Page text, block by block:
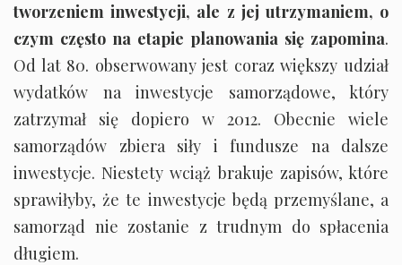
tworzeniem inwestycji, ale z jej utrzymaniem, o
czym często na etapie planowania się zapomina.
Od lat 80. obserwowany jest coraz większy udział
wydatków na inwestycje samorządowe, który
zatrzymał się dopiero w 2012. Obecnie wiele
samorządów zbiera siły i fundusze na dalsze
inwestycje. Niestety wciąż brakuje zapisów, które
sprawiłyby, że te inwestycje będą przemyślane, a
samorząd nie zostanie z trudnym do spłacenia
długiem.